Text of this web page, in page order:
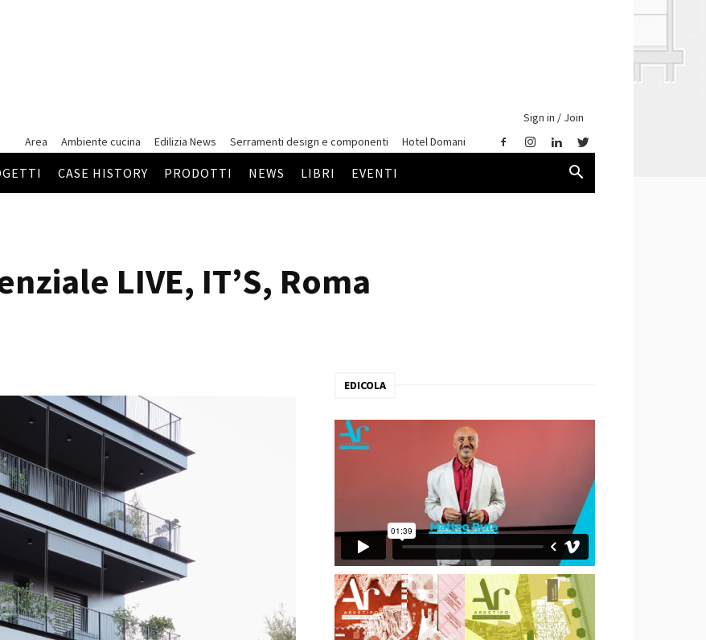
Sign in / Join
Area
Ambiente cucina Edilizia News Serramenti design e componenti Hotel Domani
CASE HISTORY PRODOTTI NEWS LIBRI EVENTI
LIVE, IT’S, Roma
EDICOLA